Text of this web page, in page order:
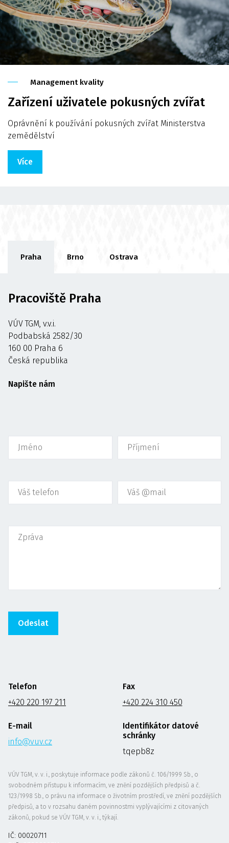
Management kvality
Zařízení uživatele pokusných zvířat
Oprávnění k používání pokusných zvířat Ministerstva
zemědělství
Více
Praha Brno Ostrava
Pracoviště Praha
VÚV TGM, v.v.i.
Podbabská 2582/30
160 00 Praha 6
Česká republika
Napište nám
Telefon
+420 220 197 211
E-mail
info@vuv.cz
Fax
+420 224 310 450
Identifikátor datové
schránky
tqepb8z
VÚV TGM, v. v. i., poskytuje informace podle zákonů č. 106/1999 Sb., o
svobodném přístupu k informacím, ve znění pozdějších předpisů a č.
123/1998 Sb., o právu na informace o životním prostředí, ve znění pozdějších
předpisů, a to v rozsahu daném povinnostmi vyplývajícími z citovaných
zákonů, pokud se VÚV TGM, v. v. i., týkají.
IČ: 00020711